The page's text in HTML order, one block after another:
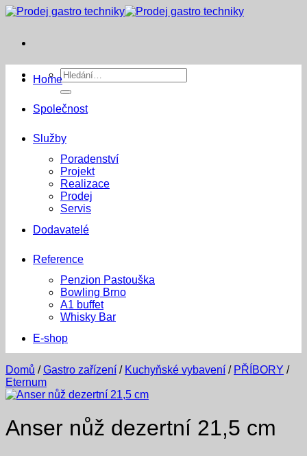
Přeskočit
Hledat:
Home
Společnost
Služby
Poradenství
Projekt
Realizace
Prodej
Servis
Dodavatelé
Reference
Penzion Pastouška
Bowling Brno
A1 buffet
Whisky Bar
E-shop
Domů / Gastro zařízení / Kuchyňské vybavení / PŘÍBORY /
Eternum
Anser nůž dezertní 21,5 cm